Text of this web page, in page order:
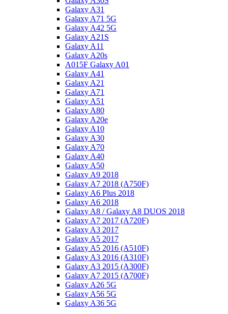
Galaxy A31
Galaxy A71 5G
Galaxy A42 5G
Galaxy A21S
Galaxy A11
Galaxy A20s
A015F Galaxy A01
Galaxy A41
Galaxy A21
Galaxy A71
Galaxy A51
Galaxy A80
Galaxy A20e
Galaxy A10
Galaxy A30
Galaxy A70
Galaxy A40
Galaxy A50
Galaxy A9 2018
Galaxy A7 2018 (A750F)
Galaxy A6 Plus 2018
Galaxy A6 2018
Galaxy A8 / Galaxy A8 DUOS 2018
Galaxy A7 2017 (A720F)
Galaxy A3 2017
Galaxy A5 2017
Galaxy A5 2016 (A510F)
Galaxy A3 2016 (A310F)
Galaxy A3 2015 (A300F)
Galaxy A7 2015 (A700F)
Galaxy A26 5G
Galaxy A56 5G
Galaxy A36 5G